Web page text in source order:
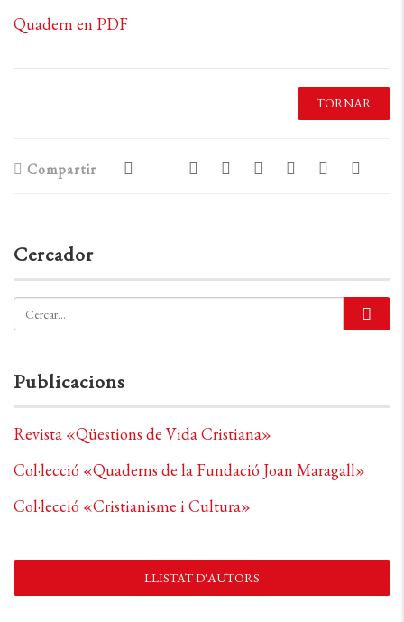
Quadern en PDF
TORNAR
Compartir
Cercador
Publicacions
Revista «Qüestions de Vida Cristiana»
Col·lecció «Quaderns de la Fundació Joan Maragall»
Col·lecció «Cristianisme i Cultura»
LLISTAT D'AUTORS